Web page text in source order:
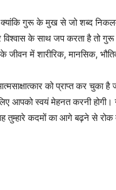
है क्यांकि गुरू के मुख से जो शब्द
विश्वास के साथ जप करता है तो
में शारीरिक, मानसिक, भौतिक
को प्राप्त कर चुका
आपको स्वयं मेहनत करनी होगी।
तुम्हारे कदमों का आगे बढ़ने से